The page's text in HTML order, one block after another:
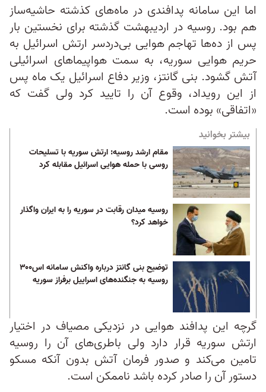
اما این سامانه پدافندی در ماه‌های کذشته حاشیه‌ساز
هم بود. روسیه در اردیبهشت گذشته برای نخستین بار
پس از ده‌ها تهاجم هوایی بی‌دردسر ارتش اسرائیل به
حریم هوایی سوریه، به سمت هواپیماهای اسرائیلی
آتش گشود. بنی گانتز، وزیر دفاع اسرائیل یک ماه پس
از این رویداد، وقوع آن را تایید کرد ولی گفت که
«اتفاقی» بوده است.
بیشتر بخوانید
مقام ارشد روسیه: ارتش سوریه با تسلیحات
روسی با حمله هوایی اسرائیل مقابله کرد
روسیه میدان رقابت در سوریه را به ایران واگذار
خواهد کرد؟
توضیح بنی ‌گانتز درباره واکنش سامانه اس‌۳۰۰
روسیه به جنگنده‌های اسراییل برفراز سوریه
گرچه این پدافند هوایی در نزدیکی مصیاف در اختیار
ارتش سوریه قرار دارد ولی باطری‌های آن را روسیه
تامین می‌کند و صدور فرمان آتش بدون آنکه مسکو
دستور آن را صادر کرده باشد ناممکن است.